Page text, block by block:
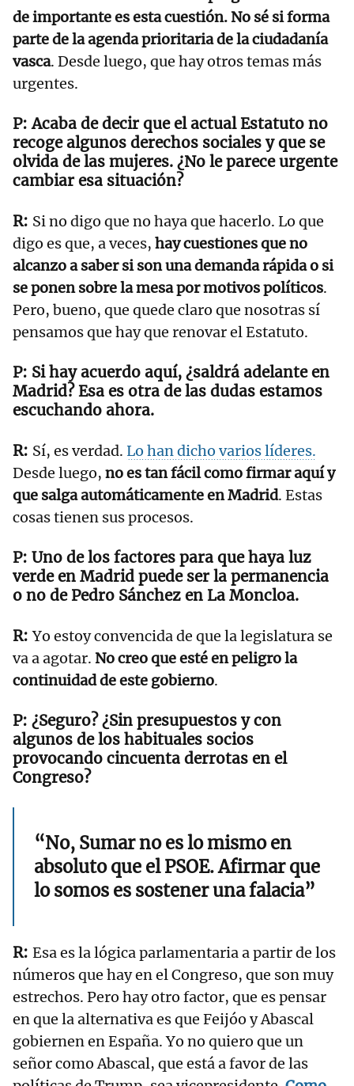
de importante es esta cuestión. No sé si forma
parte de la agenda prioritaria de la ciudadanía
vasca. Desde luego, que hay otros temas más
urgentes.
Acaba de decir que el actual Estatuto no
recoge algunos derechos sociales y que se
olvida de las mujeres. ¿No le parece urgente
cambiar esa situación?
Si no digo que no haya que hacerlo. Lo que
digo es que, a veces, hay cuestiones que no
alcanzo a saber si son una demanda rápida o si
se ponen sobre la mesa por motivos políticos.
Pero, bueno, que quede claro que nosotras sí
pensamos que hay que renovar el Estatuto.
Si hay acuerdo aquí, ¿saldrá adelante en
Madrid? Esa es otra de las dudas estamos
escuchando ahora.
Sí, es verdad. Lo han dicho varios líderes.
Desde luego, no es tan fácil como firmar aquí y
que salga automáticamente en Madrid. Estas
cosas tienen sus procesos.
Uno de los factores para que haya luz
verde en Madrid puede ser la permanencia
o no de Pedro Sánchez en La Moncloa.
Yo estoy convencida de que la legislatura se
va a agotar. No creo que esté en peligro la
continuidad de este gobierno.
¿Seguro? ¿Sin presupuestos y con
algunos de los habituales socios
provocando cincuenta derrotas en el
Congreso?
“No, Sumar no es lo mismo en
absoluto que el PSOE. Afirmar que
lo somos es sostener una falacia”
Esa es la lógica parlamentaria a partir de los
números que hay en el Congreso, que son muy
estrechos. Pero hay otro factor, que es pensar
en que la alternativa es que Feijóo y Abascal
gobiernen en España. Yo no quiero que un
señor como Abascal, que está a favor de las